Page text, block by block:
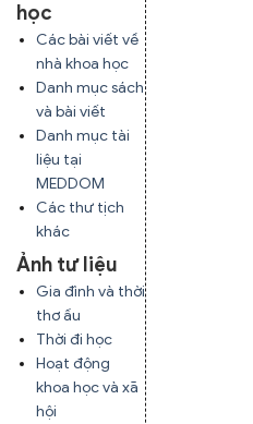
học
Các bài viết về
nhà khoa học
Danh mục sách
và bài viết
Danh mục tài
liệu tại
MEDDOM
Các thư tịch
khác
Ảnh tư liệu
Gia đình và thời
thơ ấu
Thời đi học
Hoạt động
khoa học và xã
hội